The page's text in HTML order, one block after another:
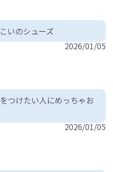
いのシューズ
2026/01/05
つけたい人にめっちゃお
2026/01/05